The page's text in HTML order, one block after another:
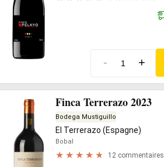
- +
Finca Terrerazo 2023
Bodega Mustiguillo
El Terrerazo (Espagne)
Bobal
12 commentaires